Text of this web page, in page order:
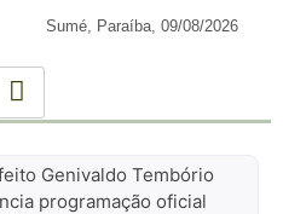
Sumé, Paraíba, 09/08/2026
Genivaldo Tembório
programação oficial